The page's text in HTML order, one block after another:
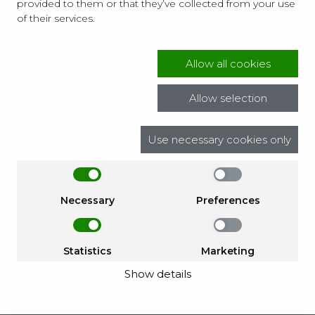
provided to them or that they’ve collected from your use
of their services.
Use necessary cookies only
Allow all cookies
Allow selection
Necessary Preferences
Statistics Marketing
Show details
wyglądające jak tradycyjne, naświetlane odbitki
czynią z niego tworzywo idealne do zastosowań
ekspozycyjnych. Dodatkowe zalety to wysoka
odporność na zarysowania i ślady palców.
fotograficzny papier matowy, bez połysku i bez
Stworzony do fotografii o żywych kolorach oraz o
stonowanej, pastelowej palecie. Posiada
obniżoną (w stosunku do błyszczących papierów)
gradację odcieni. Papier ma gładką, aksamitną
odciski palców.
Papier Mohawk Eggshell 148 g/m2